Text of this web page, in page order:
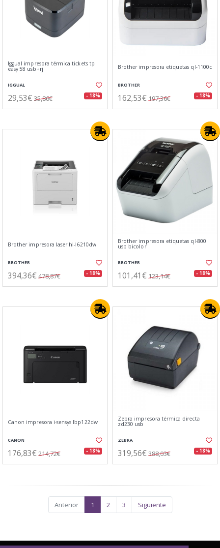
Iggual impresora térmica tickets tp
easy 58 usb+rj
IGGUAL
29,53€ 35,86€ - 18%
Brother impresora etiquetas ql-1100c
BROTHER
162,53€ 197,36€ - 18%
Brother impresora laser hl-l6210dw
BROTHER
394,36€ 478,87€ - 18%
Brother impresora etiquetas ql-800
usb bicolor
BROTHER
101,41€ 123,14€ - 18%
Canon impresora i-sensys lbp122dw
CANON
176,83€ 214,72€ - 18%
Zebra impresora térmica directa
zd230 usb
ZEBRA
319,56€ 388,03€ - 18%
Anterior 1 2 3 Siguiente